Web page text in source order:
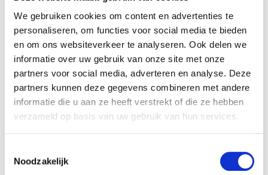
We gebruiken cookies om content en advertenties te
personaliseren, om functies voor social media te bieden
en om ons websiteverkeer te analyseren. Ook delen we
informatie over uw gebruik van onze site met onze
partners voor social media, adverteren en analyse. Deze
partners kunnen deze gegevens combineren met andere
informatie die u aan ze heeft verstrekt of die ze hebben
verzameld op basis van uw gebruik van hun services.
Noodzakelijk
Samen op zoek naar een
passende verpakking?
Wij willen graag vrijblijvend naar de beste
oplossing zoeken.